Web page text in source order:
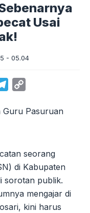
Usai
- 05.04
Telegram
seorang
di Kabupaten
sorotan publik.
mengajar di
kini harus